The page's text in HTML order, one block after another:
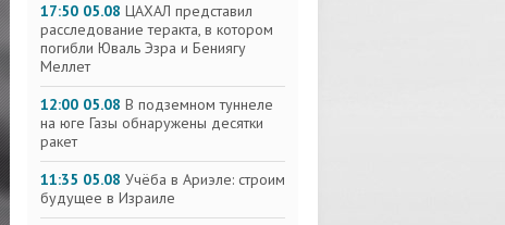
17:50 05.08 ЦАХАЛ представил
расследование теракта, в котором
погибли Юваль Эзра и Бениягу
Меллет
12:00 05.08 В подземном туннеле
на юге Газы обнаружены десятки
ракет
11:35 05.08 Учёба в Ариэле: строим
будущее в Израиле